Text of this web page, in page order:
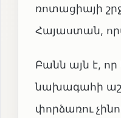
ռոտացիայի
Հայաստան,
Բանն այն է,
նախագահի
փորձառու